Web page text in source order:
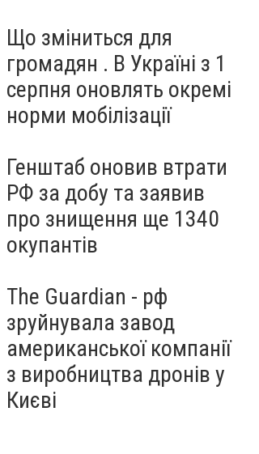
Що зміниться для
громадян . В Україні з 1
серпня оновлять окремі
норми мобілізації
Генштаб оновив втрати
РФ за добу та заявив
про знищення ще 1340
окупантів
The Guardian - рф
зруйнувала завод
американської компанії
з виробництва дронів у
Києві